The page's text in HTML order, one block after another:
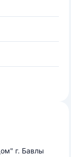
г. Бавлы